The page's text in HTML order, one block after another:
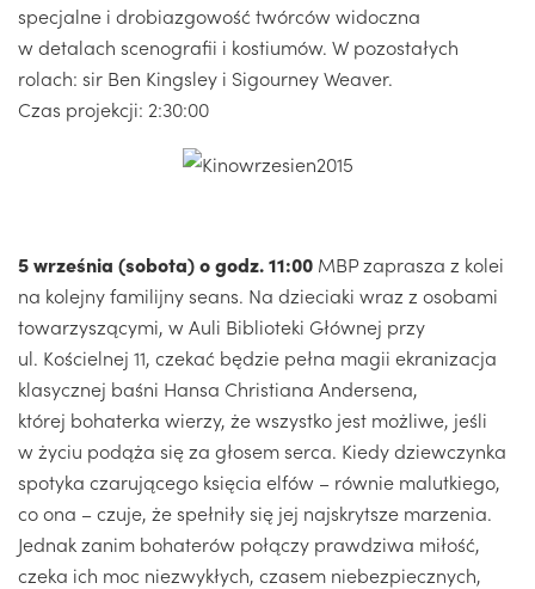
specjalne i drobiazgowość twórców widoczna
w detalach scenografii i kostiumów. W pozostałych
rolach: sir Ben Kingsley i Sigourney Weaver.
Czas projekcji: 2:30:00
5 września (sobota) o godz. 11:00 MBP zaprasza z kolei
na kolejny familijny seans. Na dzieciaki wraz z osobami
towarzyszącymi, w Auli Biblioteki Głównej przy
ul. Kościelnej 11, czekać będzie pełna magii ekranizacja
klasycznej baśni Hansa Christiana Andersena,
której bohaterka wierzy, że wszystko jest możliwe, jeśli
w życiu podąża się za głosem serca. Kiedy dziewczynka
spotyka czarującego księcia elfów – równie malutkiego,
co ona – czuje, że spełniły się jej najskrytsze marzenia.
Jednak zanim bohaterów połączy prawdziwa miłość,
czeka ich moc niezwykłych, czasem niebezpiecznych,